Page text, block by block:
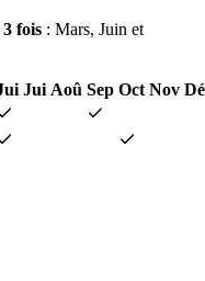
3 fois : Mars, Juin et
Jui Aoû Sep Oct Nov